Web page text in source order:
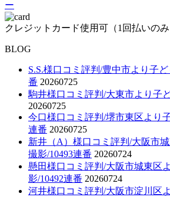
クレジットカード使用可（1回払いのみ
BLOG
S.S.様口コミ評判/豊中市より子
番 20260725
駒井様口コミ評判/大東市より子
20260725
今口様口コミ評判/堺市東区より
連番 20260725
新井（A）様口コミ評判/大阪市
撮影/10493連番 20260724
懸田様口コミ評判/大阪市城東区
影/10492連番 20260724
河井様口コミ評判/大阪市淀川区